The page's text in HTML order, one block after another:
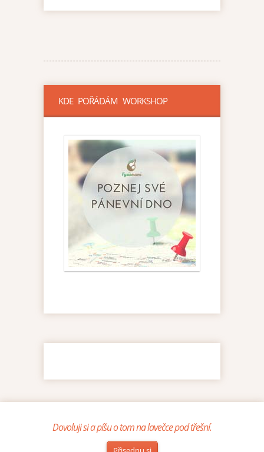
KDE POŘÁDÁM WORKSHOP
Dovoluji si a píšu o tom na lavečce pod třešní.